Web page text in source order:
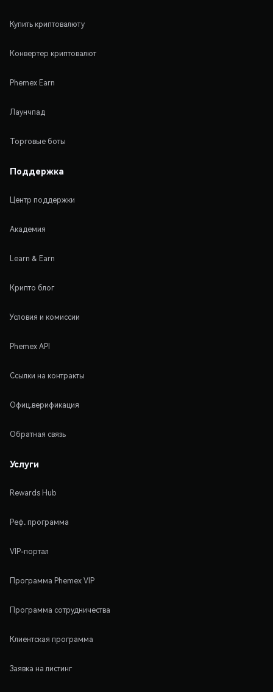
Купить криптовалюту
Конвертер криптовалют
Phemex Earn
Лаунчпад
Торговые боты
Поддержка
Центр поддержки
Академия
Learn & Earn
Крипто блог
Условия и комиссии
Phemex API
Ссылки на контракты
Офиц.верификация
Обратная связь
Услуги
Rewards Hub
Реф. программа
VIP-портал
Программа Phemex VIP
Программа сотрудничества
Клиентская программа
Заявка на листинг